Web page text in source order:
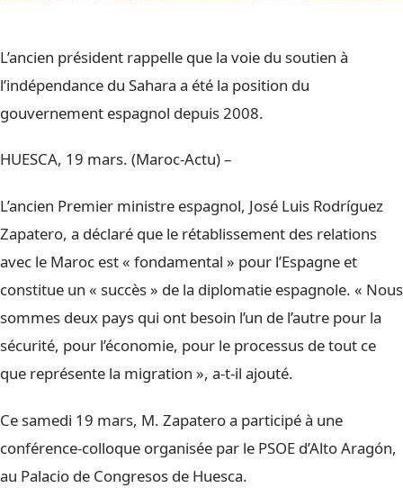
L’ancien président rappelle que la voie du soutien à
l’indépendance du Sahara a été la position du
gouvernement espagnol depuis 2008.
HUESCA, 19 mars. (Maroc-Actu) –
L’ancien Premier ministre espagnol, José Luis Rodríguez
Zapatero, a déclaré que le rétablissement des relations
avec le Maroc est « fondamental » pour l’Espagne et
constitue un « succès » de la diplomatie espagnole. « Nous
sommes deux pays qui ont besoin l’un de l’autre pour la
sécurité, pour l’économie, pour le processus de tout ce
que représente la migration », a-t-il ajouté.
Ce samedi 19 mars, M. Zapatero a participé à une
conférence-colloque organisée par le PSOE d’Alto Aragón,
au Palacio de Congresos de Huesca.